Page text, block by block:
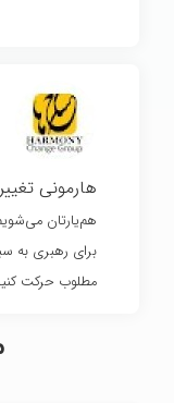
هارمونی تغییر
هم‌یارتان
برای رهبری به
مطلوب حرکت